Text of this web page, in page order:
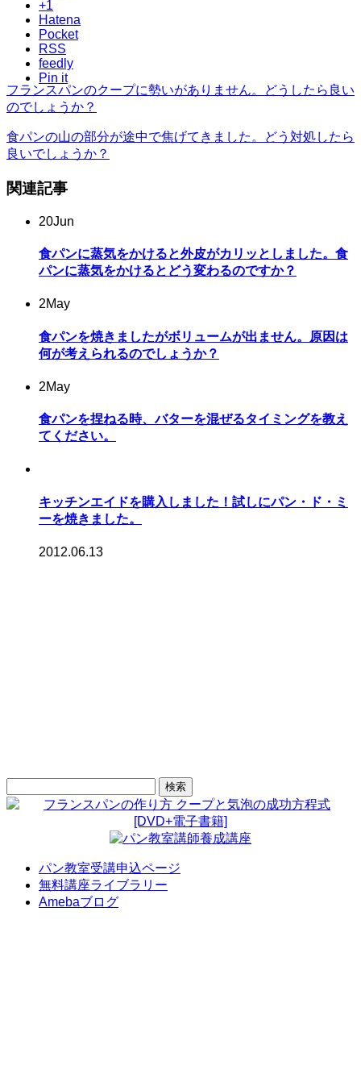
+1
Hatena
Pocket
RSS
feedly
Pin it
フランスパンのクープに勢いがありません。どうしたら良い
のでしょうか？
食パンの山の部分が途中で焦げてきました。どう対処したら
良いでしょうか？
関連記事
20Jun
食パンに蒸気をかけると外皮がカリッとしました。食
パンに蒸気をかけるとどう変わるのですか？
2May
食パンを焼きましたがボリュームが出ません。原因は
何が考えられるのでしょうか？
2May
食パンを捏ねる時、バターを混ぜるタイミングを教え
てください。
キッチンエイドを購入しました！試しにパン・ド・ミ
ーを焼きました。
2012.06.13
索:
パン教室受講申込ページ
無料講座ライブラリー
Amebaブログ